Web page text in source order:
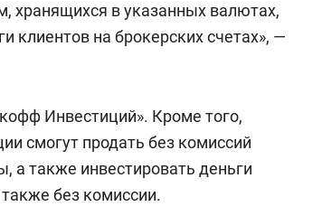
хранящихся в указанных валютах,
клиентов на брокерских счетах», —
Инвестиций». Кроме того,
смогут продать без комиссий
а также инвестировать деньги
без комиссии.